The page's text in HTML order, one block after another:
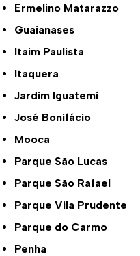
Ermelino Matarazzo
Guaianases
Itaim Paulista
Itaquera
Jardim Iguatemi
José Bonifácio
Mooca
Parque São Lucas
Parque São Rafael
Parque Vila Prudente
Parque do Carmo
Penha